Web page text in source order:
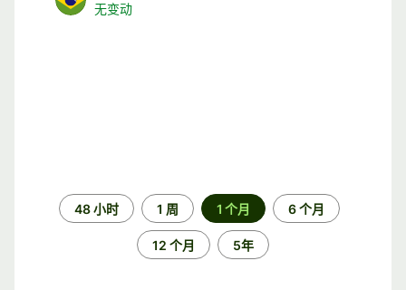
无变动
48 小时 1 周 1 个月 6 个月
12 个月 5年